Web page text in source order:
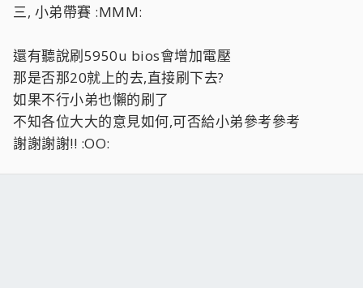
三, 小弟帶賽 :MMM:
還有聽說刷5950u bios會增加電壓
那是否那20就上的去,直接刷下去?
如果不行小弟也懶的刷了
不知各位大大的意見如何,可否給小弟參考參考
謝謝謝謝!! :OO: